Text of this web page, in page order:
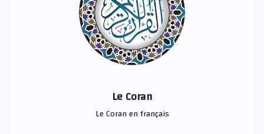
Le Coran
Le Coran en français